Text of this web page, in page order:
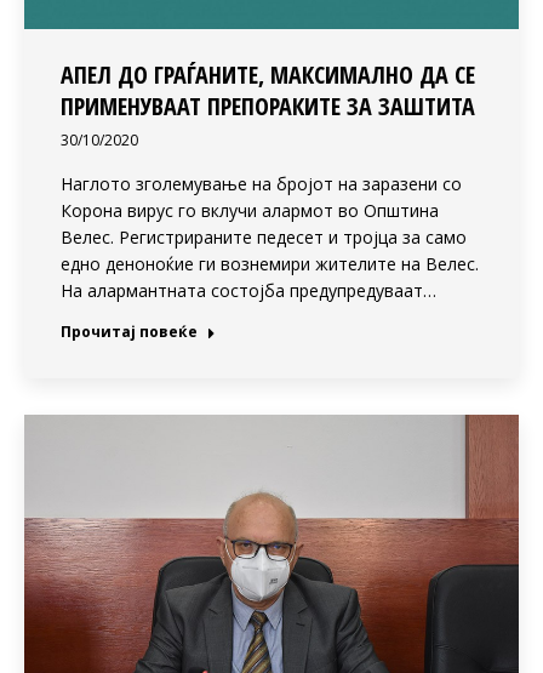
АПЕЛ ДО ГРАЃАНИТЕ, МАКСИМАЛНО ДА СЕ
ПРИМЕНУВААТ ПРЕПОРАКИТЕ ЗА ЗАШТИТА
30/10/2020
Наглото зголемување на бројот на заразени со
Корона вирус го вклучи алармот во Општина
Велес. Регистрираните педесет и тројца за само
едно деноноќие ги вознемири жителите на Велес.
На алармантната состојба предупредуваат…
Прочитај повеќе